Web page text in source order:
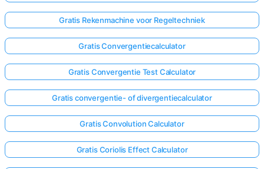
Gratis Rekenmachine voor Regeltechniek
Gratis Convergentiecalculator
Gratis Convergentie Test Calculator
Gratis convergentie- of divergentiecalculator
Gratis Convolution Calculator
Gratis Coriolis Effect Calculator